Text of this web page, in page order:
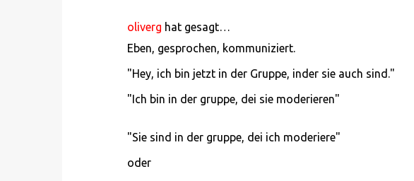
oliverg hat gesagt…
Eben, gesprochen, kommuniziert.
"Hey, ich bin jetzt in der Gruppe, inder sie auch sind."
"Ich bin in der gruppe, dei sie moderieren"
"Sie sind in der gruppe, dei ich moderiere"
oder